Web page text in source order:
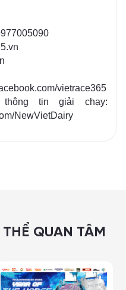
vietrace365
thông tin giải chạy:
NewVietDairy
QUAN TÂM